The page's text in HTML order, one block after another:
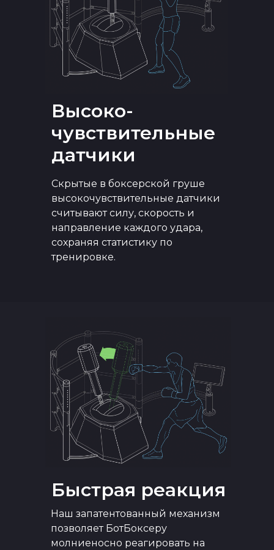
Высоко-
чувствительные
датчики
Скрытые в боксерской груше
высокочувствительные датчики
считывают силу, скорость и
направление каждого удара,
сохраняя статистику по
тренировке.
Быстрая реакция
Наш запатентованный механизм
позволяет БотБоксеру
молниеносно реагировать на